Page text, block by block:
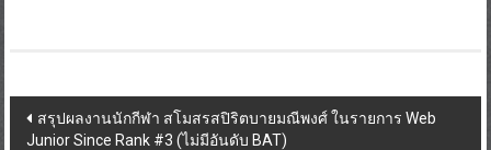
สรุปผลงานนักกีฬา สโมสรสปิริตบายมณีพงศ์ ในรายการ Web
Junior Since Rank #3 (ไม่มีอันดับ BAT)